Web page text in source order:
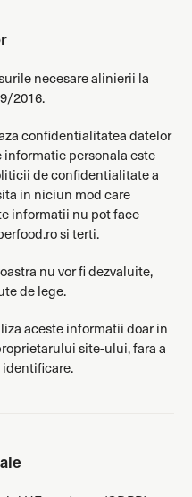
necesare alinierii la
2016.
confidentialitatea datelor
personala este
de confidentialitate a
in niciun mod care
informatii nu pot face
si terti.
nu vor fi dezvaluite,
de lege.
aceste informatii doar in
site-ului, fara a